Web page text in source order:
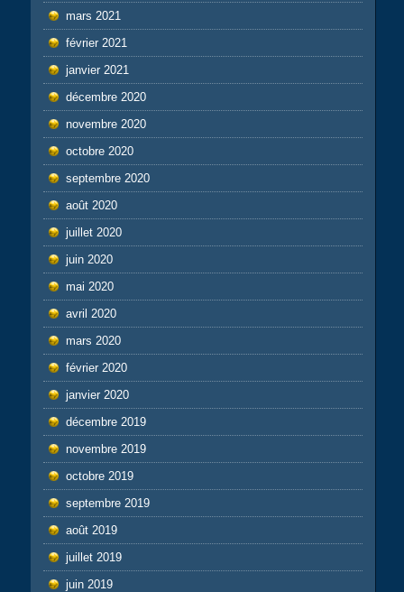
mars 2021
février 2021
janvier 2021
décembre 2020
novembre 2020
octobre 2020
septembre 2020
août 2020
juillet 2020
juin 2020
mai 2020
avril 2020
mars 2020
février 2020
janvier 2020
décembre 2019
novembre 2019
octobre 2019
septembre 2019
août 2019
juillet 2019
juin 2019